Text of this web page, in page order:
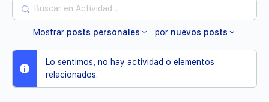
Buscar
en
Actividad...
Mostrar posts personales por nuevos posts
Lo sentimos, no hay actividad o elementos
relacionados.